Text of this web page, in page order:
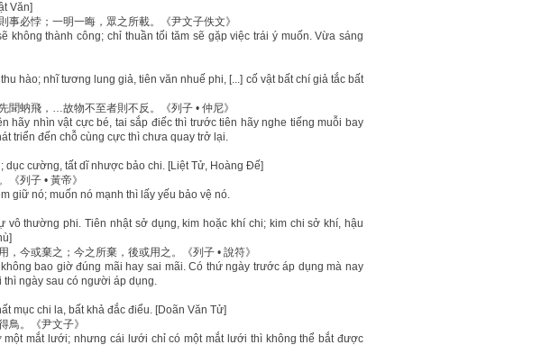
Văn]
事必悖；一明一晦，眾之所載。《尹文子佚文》
không thành công; chỉ thuần tối tăm sẽ gặp việc trái ý muốn. Vừa sáng
hào; nhĩ tương lung giả, tiên văn nhuế phi, [...] cố vật bất chí giả tắc bất
聞蚋飛，…故物不至者則不反。《列子 • 仲尼》
hãy nhìn vật cực bé, tai sắp điếc thì trước tiên hãy nghe tiếng muỗi bay
triển đến chỗ cùng cực thì chưa quay trở lại.
dục cường, tất dĩ nhược bảo chi. [Liệt Tử, Hoàng Đế]
列子 • 黃帝》
giữ nó; muốn nó mạnh thì lấy yếu bảo vệ nó.
vô thường phi. Tiên nhật sở dụng, kim hoặc khí chi; kim chi sở khí, hậu
，今或棄之；今之所棄，後或用之。《列子 • 說符》
bao giờ đúng mãi hay sai mãi. Có thứ ngày trước áp dụng mà nay
ngày sau có người áp dụng.
mục chi la, bất khả đắc điểu. [Doãn Văn Tử]
鳥。《尹文子》
một mắt lưới; nhưng cái lưới chỉ có một mắt lưới thì không thể bắt được